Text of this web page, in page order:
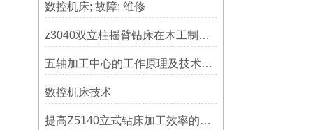
数控机床; 故障; 维修
z3040双立柱摇臂钻床在木工制作中的应用
五轴加工中心的工作原理及技术优势
数控机床技术
提高Z5140立式钻床加工效率的改进措施